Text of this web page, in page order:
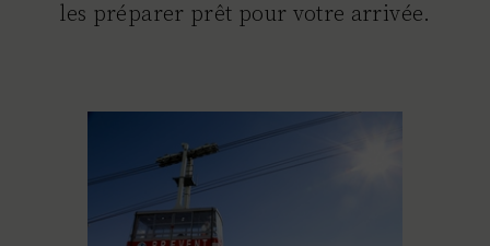
les préparer prêt pour votre arrivée.